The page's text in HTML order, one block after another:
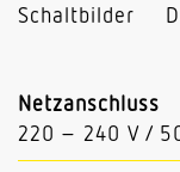
Schaltbilder
Netzanschluss
220 – 240 V /